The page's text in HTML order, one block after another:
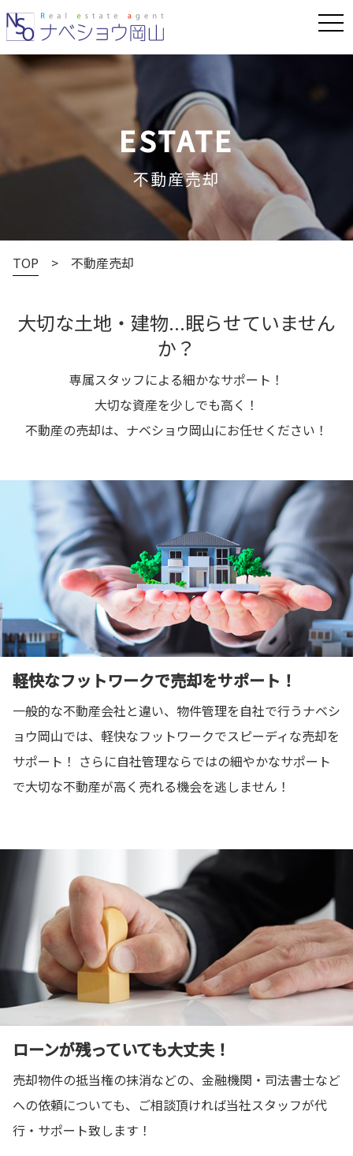
ESTATE
不動産売却
TOP 不動産売却
大切な土地・建物...眠らせていません
か？
専属スタッフによる細かなサポート！
大切な資産を少しでも高く！
不動産の売却は、ナベショウ岡山にお任せください！
軽快なフットワークで売却をサポート！
一般的な不動産会社と違い、物件管理を自社で行うナベシ
ョウ岡山では、軽快なフットワークでスピーディな売却を
サポート！ さらに自社管理ならではの細やかなサポート
で大切な不動産が高く売れる機会を逃しません！
ローンが残っていても大丈夫！
売却物件の抵当権の抹消などの、金融機関・司法書士など
への依頼についても、ご相談頂ければ当社スタッフが代
行・サポート致します！